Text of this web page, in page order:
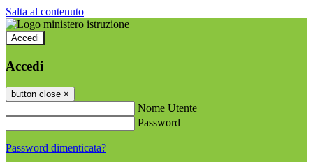
Salta al contenuto
Accedi
Accedi
button close ×
Nome Utente
Password
Password dimenticata?